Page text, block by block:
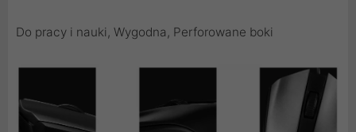
Do pracy i nauki, Wygodna, Perforowane boki